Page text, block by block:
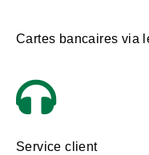
Cartes bancaires via
Service client